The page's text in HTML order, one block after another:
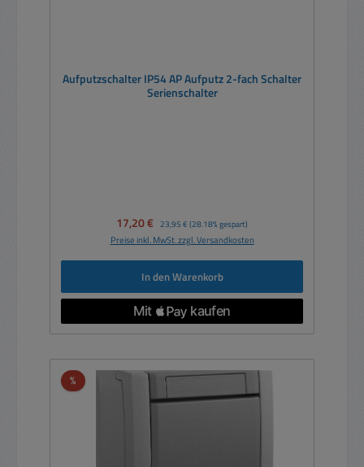
Aufputzschalter IP54 AP Aufputz 2-fach Schalter
Serienschalter
Verkaufspreis:
17,20 € Regulärer Preis:
23,95 € (28.18% gespart)
Preise inkl. MwSt. zzgl. Versandkosten
In den Warenkorb
%Rabatt